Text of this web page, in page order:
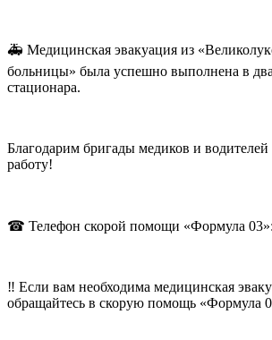
🚑 Медицинская эвакуация из
больницы» была успешно выполнена в
стационара.
Благодарим бригады медиков и
работу!
☎ Телефон скорой помощи «Формула 03»:
‼ Если вам необходима медицинская
обращайтесь в скорую помощь «Формула